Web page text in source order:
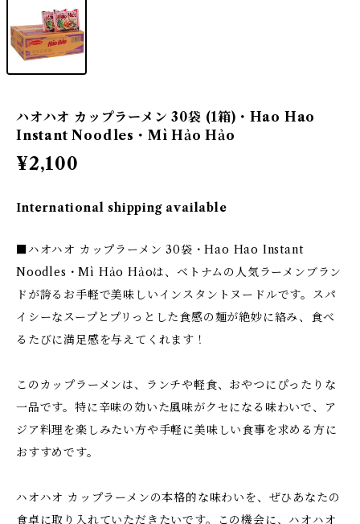
ハオハオ カップラーメン 30袋 (1箱)・Hao Hao
Instant Noodles・Mì Hảo Hảo
¥2,100
International shipping available
■ハオハオ カップラーメン 30袋・Hao Hao Instant
Noodles・Mì Hảo Hảoは、ベトナムの人気ラーメンブラン
ドが誇るお手軽で美味しいインスタントヌードルです。スパ
イシーなスープとプリっとした食感の麺が絶妙に絡み、食べ
るたびに満足感を与えてくれます！
このカップラーメンは、ランチや軽食、おやつにぴったりな
一品です。特に辛味の効いた風味がクセになる味わいで、ア
ジア料理を楽しみたい方や手軽に美味しい食事を求める方に
おすすめです。
ハオハオ カップラーメンの本格的な味わいを、ぜひあなたの
食卓に取り入れていただきたいです。この機会に、ハオハオ